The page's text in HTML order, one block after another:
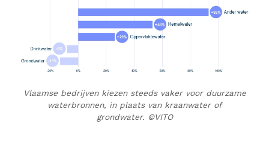
Vlaamse bedrijven kiezen steeds vaker voor duurzame
waterbronnen, in plaats van kraanwater of
grondwater. ©VITO